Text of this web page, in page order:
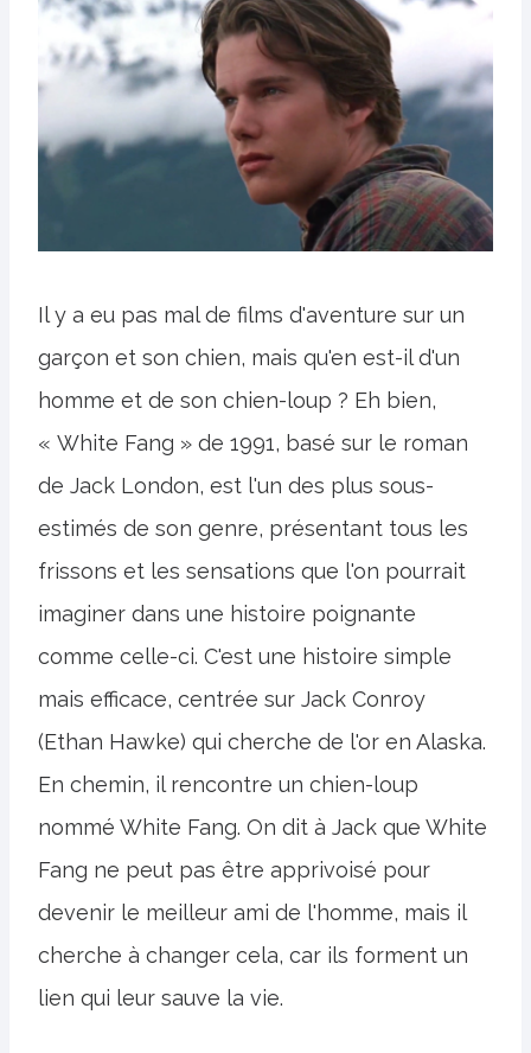
Il y a eu pas mal de films d'aventure sur un
garçon et son chien, mais qu'en est-il d'un
homme et de son chien-loup ? Eh bien,
« White Fang » de 1991, basé sur le roman
de Jack London, est l'un des plus sous-
estimés de son genre, présentant tous les
frissons et les sensations que l'on pourrait
imaginer dans une histoire poignante
comme celle-ci. C'est une histoire simple
mais efficace, centrée sur Jack Conroy
(Ethan Hawke) qui cherche de l'or en Alaska.
En chemin, il rencontre un chien-loup
nommé White Fang. On dit à Jack que White
Fang ne peut pas être apprivoisé pour
devenir le meilleur ami de l'homme, mais il
cherche à changer cela, car ils forment un
lien qui leur sauve la vie.